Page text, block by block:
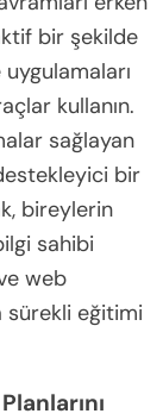
alan
olasılığının
vadeli